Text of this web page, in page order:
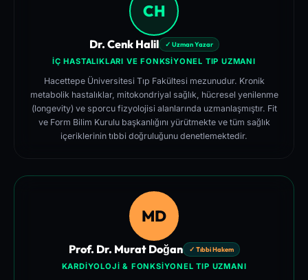
CH
Dr. Cenk Halil ✓ Uzman Yazar
İÇ HASTALIKLARI VE FONKSIYONEL TIP UZMANI
Hacettepe Üniversitesi Tıp Fakültesi mezunudur. Kronik
metabolik hastalıklar, mitokondriyal sağlık, hücresel yenilenme
(longevity) ve sporcu fizyolojisi alanlarında uzmanlaşmıştır. Fit
ve Form Bilim Kurulu başkanlığını yürütmekte ve tüm sağlık
içeriklerinin tıbbi doğruluğunu denetlemektedir.
MD
Prof. Dr. Murat Doğan ✓ Tıbbi Hakem
KARDIYOLOJI & FONKSIYONEL TIP UZMANI